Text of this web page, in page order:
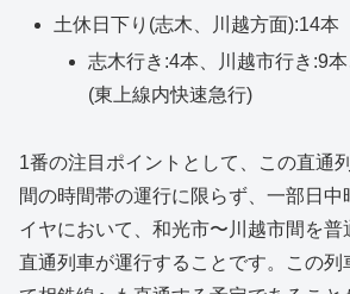
土休日下り(志木、川越方面):14本
志木行き:4本、川越市行き:9
(東上線内快速急行)
1番の注目ポイントとして、この直通
間の時間帯の運行に限らず、一部日
イヤにおいて、和光市〜川越市間を
直通列車が運行することです。この列